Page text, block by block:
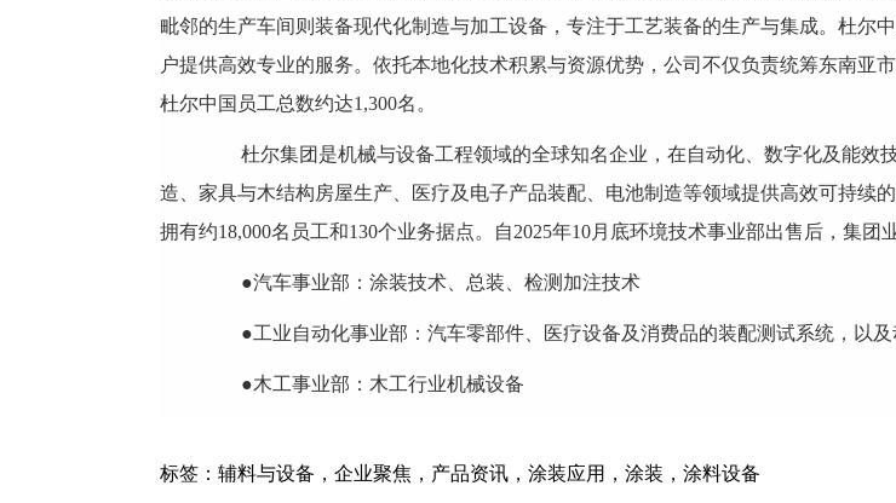
毗邻的生产车间则装备现代化制造与加工设备，专注于工艺装备的生产与集成。杜尔
户提供高效专业的服务。依托本地化技术积累与资源优势，公司不仅负责统筹东南亚
杜尔中国员工总数约达1,300名。
杜尔集团是机械与设备工程领域的全球知名企业，在自动化、数字化及能效
造、家具与木结构房屋生产、医疗及电子产品装配、电池制造等领域提供高效可持续
拥有约18,000名员工和130个业务据点。自2025年10月底环境技术事业部出售后，集团
●汽车事业部：涂装技术、总装、检测加注技术
●工业自动化事业部：汽车零部件、医疗设备及消费品的装配测试系统，以及
●木工事业部：木工行业机械设备
标签： 辅料与设备 ， 企业聚焦 ， 产品资讯 ， 涂装应用 ， 涂装 ， 涂料设备